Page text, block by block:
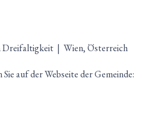
Dreifaltigkeit | Wien, Österreich
auf der Webseite der Gemeinde: